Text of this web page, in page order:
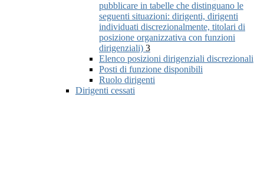
pubblicare in tabelle che distinguano le
seguenti situazioni: dirigenti, dirigenti
individuati discrezionalmente, titolari di
posizione organizzativa con funzioni
dirigenziali) 3
Elenco posizioni dirigenziali discrezionali
Posti di funzione disponibili
Ruolo dirigenti
Dirigenti cessati